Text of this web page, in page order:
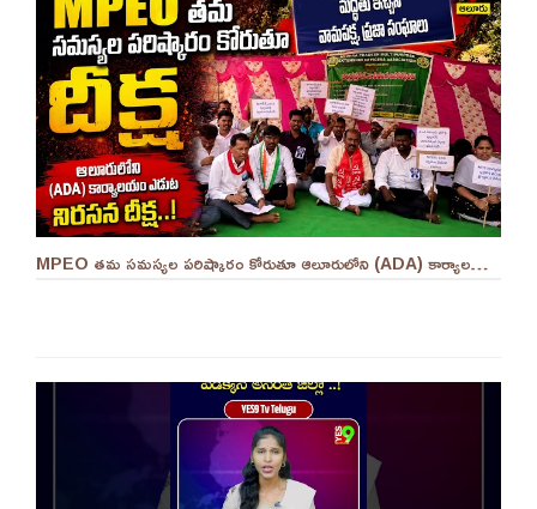
MPEO తమ సమస్యల పరిష్కారం కోరుతూ ఆలూరులోని (ADA) కార్యాలయం ఎదుట దీక్ష ||YES 9TV #kurnool